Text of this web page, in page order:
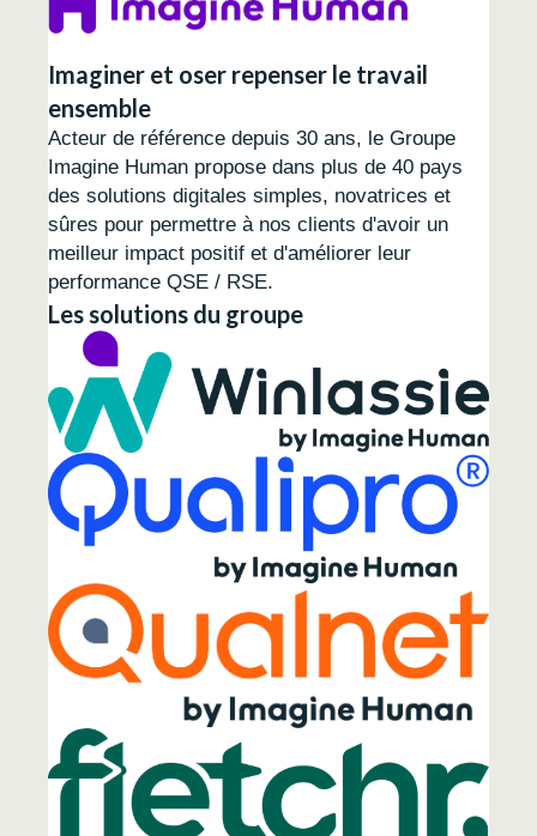
Imaginer et oser repenser le travail
ensemble
Acteur de référence depuis 30 ans, le Groupe
Imagine Human propose dans plus de 40 pays
des solutions digitales simples, novatrices et
sûres pour permettre à nos clients d'avoir un
meilleur impact positif et d'améliorer leur
performance QSE / RSE.
Les solutions du groupe